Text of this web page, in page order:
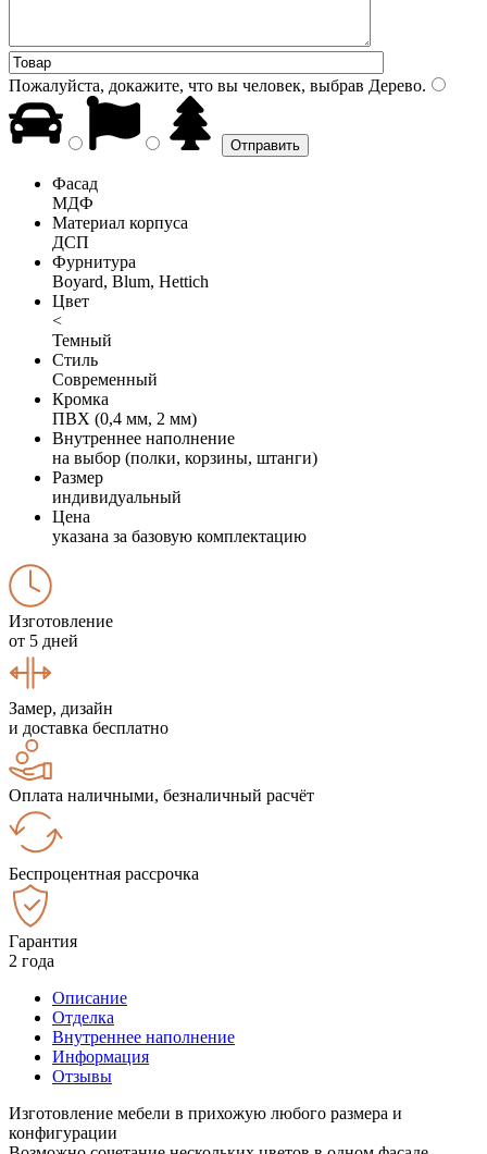
Пожалуйста, докажите, что вы человек, выбрав Дерево.
Фасад
МДФ
Материал корпуса
ДСП
Фурнитура
Boyard, Blum, Hettich
Цвет
<
Темный
Стиль
Современный
Кромка
ПВХ (0,4 мм, 2 мм)
Внутреннее наполнение
на выбор (полки, корзины, штанги)
Размер
индивидуальный
Цена
указана за базовую комплектацию
Изготовление
от 5 дней
Замер, дизайн
и доставка бесплатно
Оплата наличными, безналичный расчёт
Беспроцентная рассрочка
Гарантия
2 года
Описание
Отделка
Внутреннее наполнение
Информация
Отзывы
Изготовление мебели в прихожую любого размера и
конфигурации